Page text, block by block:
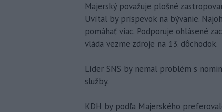
Majerský považuje plošné
Uvítal by príspevok na bývanie.
pomáhať viac. Podporuje ohlásené
vláda vezme zdroje na 13. dôchodok.
Líder SNS by nemal problém s
služby.
KDH by podľa Majerského